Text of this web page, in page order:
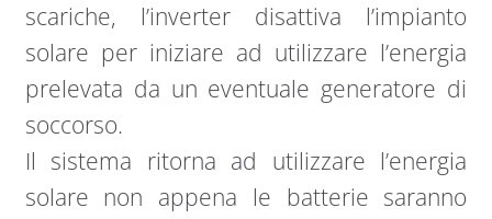
scariche, l’inverter disattiva l’impianto
solare per iniziare ad utilizzare l’energia
prelevata da un eventuale generatore di
soccorso.
Il sistema ritorna ad utilizzare l’energia
solare non appena le batterie saranno